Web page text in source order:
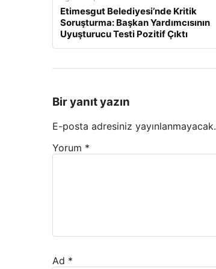
Etimesgut Belediyesi’nde Kritik
Soruşturma: Başkan Yardımcısının
Uyuşturucu Testi Pozitif Çıktı
Bir yanıt yazın
E-posta adresiniz yayınlanmayacak.
Yorum *
Ad *